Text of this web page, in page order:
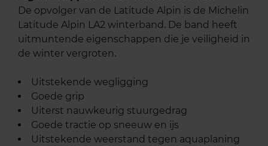
De opvolger van de Latitude Alpin is de Michelin
Latitude Alpin LA2 winterband. De band heeft
uitmuntende eigenschappen die je veiligheid in
de winter vergroten.
Uitstekende wegligging
Goede grip
Uiterst nauwkeurig stuurgedrag
Goede tractie op sneeuw en ijs
Uitstekende weerstand tegen aquaplaning